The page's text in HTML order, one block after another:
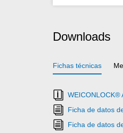
Downloads
Fichas técnicas
WEICONLOCK®
Ficha de datos
Ficha de datos